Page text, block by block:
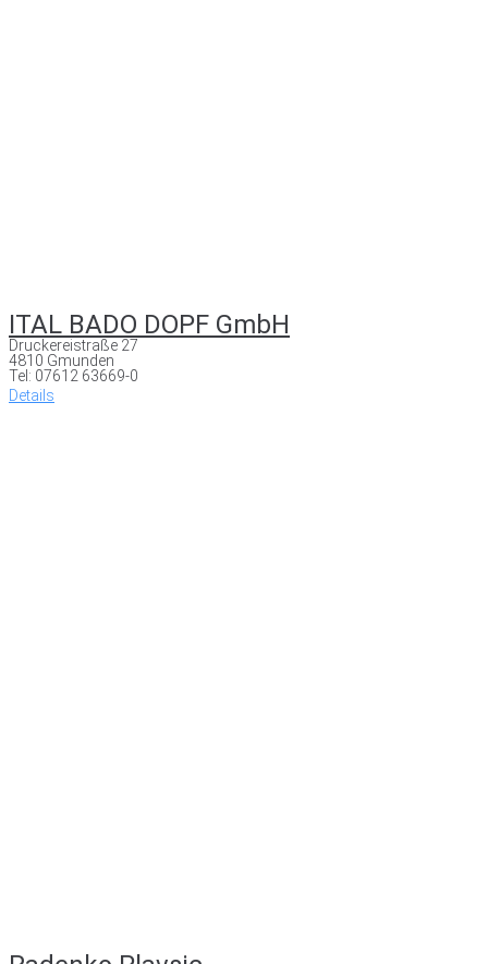
ITAL BADO DOPF GmbH
Druckereistraße 27
4810 Gmunden
Tel: 07612 63669-0
Details